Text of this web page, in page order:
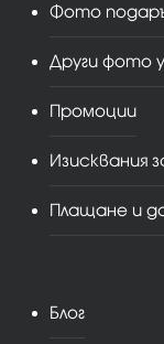
Фото
Други фото
Промоции
Изисквания
Плащане и
Блог